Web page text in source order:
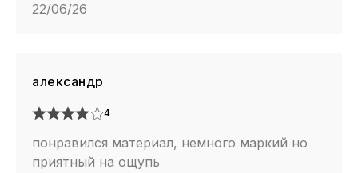
22/06/26
александр
4
понравился материал, немного маркий но
приятный на ощупь